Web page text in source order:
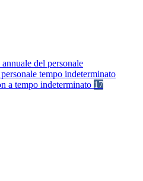
del personale
tempo indeterminato
a tempo indeterminato 17